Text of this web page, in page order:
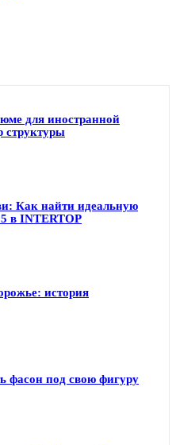
для иностранной
структуры
Как найти идеальную
в INTERTOP
история
фасон под свою фигуру